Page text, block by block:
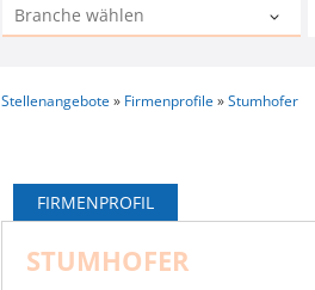
Stellenangebote Firmenprofile Stumhofer
FIRMENPROFIL
STUMHOFER